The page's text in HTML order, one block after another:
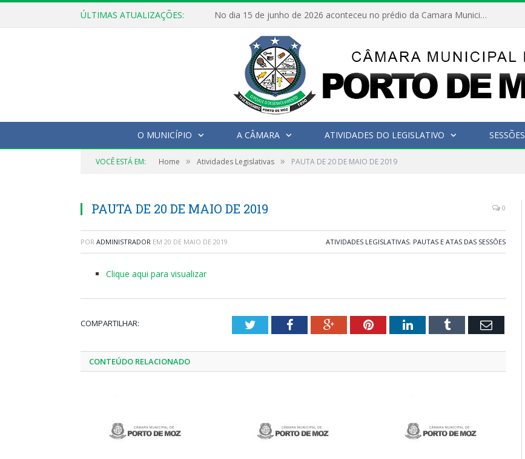
ÚLTIMAS ATUALIZAÇÕES: No dia 15 de junho de 2026 aconteceu no prédio da Camara Municipal de Porto de Moz /Pará a Sessão Ordinária
O MUNICÍPIO A CÂMARA ATIVIDADES DO LEGISLATIVO SESSÕES
VOCÊ ESTÁ EM: Home » Atividades Legislativas » PAUTA DE 20 DE MAIO DE 2019
PAUTA DE 20 DE MAIO DE 2019 0
POR ADMINISTRADOR EM 20 DE MAIO DE 2019 ATIVIDADES LEGISLATIVAS, PAUTAS E ATAS DAS SESSÕES
Clique aqui para visualizar
COMPARTILHAR: TwitterFacebookGoogle+PinterestLinkedInTumblr Email
CONTEÚDO RELACIONADO